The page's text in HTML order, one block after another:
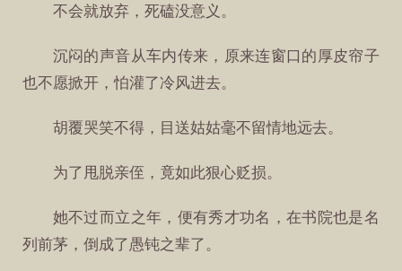
不会就放弃，死磕没意义。
沉闷的声音从车内传来，原来连窗口的厚皮帘子
也不愿掀开，怕灌了冷风进去。
胡覆哭笑不得，目送姑姑毫不留情地远去。
为了甩脱亲侄，竟如此狠心贬损。
她不过而立之年，便有秀才功名，在书院也是名
列前茅，倒成了愚钝之辈了。